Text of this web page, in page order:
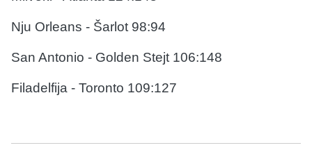
Nju Orleans - Šarlot 98:94
San Antonio - Golden Stejt 106:148
Filadelfija - Toronto 109:127